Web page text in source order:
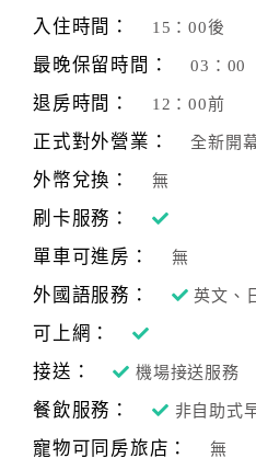
入住時間： 15：00後
最晚保留時間： 03：00
退房時間： 12：00前
正式對外營業： 全新開
外幣兌換： 無
刷卡服務：
單車可進房：
無
外國語服務： 英文、
可上網：
接送：
機場接送服務
餐飲服務： 非自助式
寵物可同房旅店： 無